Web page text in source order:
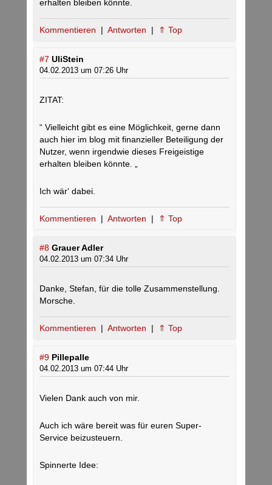
erhalten bleiben könnte.
Kommentieren | Antworten | ⇑ Top
#7 UliStein
04.02.2013 um 07:26 Uhr
ZITAT:
“ Vielleicht gibt es eine Möglichkeit, gerne dann
auch hier im blog mit finanzieller Beteiligung der
Nutzer, wenn irgendwie dieses Freigeistige
erhalten bleiben könnte. „
Ich wär‘ dabei.
Kommentieren | Antworten | ⇑ Top
#8 Grauer Adler
04.02.2013 um 07:34 Uhr
Danke, Stefan, für die tolle Zusammenstellung.
Morsche.
Kommentieren | Antworten | ⇑ Top
#9 Pillepalle
04.02.2013 um 07:44 Uhr
Vielen Dank auch von mir.
Auch ich wäre bereit was für euren Super-
Service beizusteuern.
Spinnerte Idee: